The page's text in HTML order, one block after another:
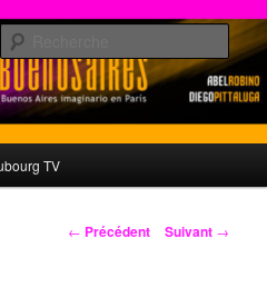
TV
Navigation
← Précédent Suivant →